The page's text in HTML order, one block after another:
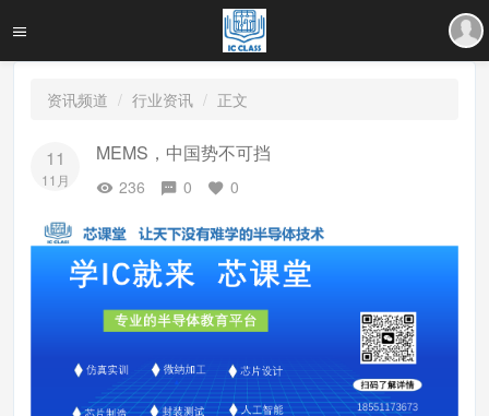
资讯频道 行业资讯 正文
11
11月
MEMS，中国势不可挡
236 0 0